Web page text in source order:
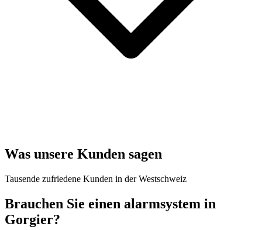
Was unsere Kunden sagen
Tausende zufriedene Kunden in der Westschweiz
Brauchen Sie einen alarmsystem in
Gorgier?